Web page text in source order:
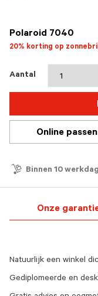
Polaroid 7040
20% korting op
Aantal
Online passen
Binnen 10
Onze
Natuurlijk een winkel
Gediplomeerde en